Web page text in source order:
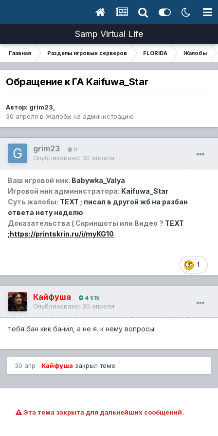
Samp Virtual Life
Главная Разделы игровых серверов FLORIDA Жалобы
Обращение к ГА Kaifuwa_Star
Автор: grim23,
30 апреля в Жалобы на администрацию
grim23 0
Опубликовано: 30 апреля
Ваш игровой ник: Babywka_Valya
Игровой ник администратора: Kaifuwa_Star
Суть жалобы: TEXT ; писал в другой жб на разбан
ответа нету неделю
Доказательства ( Скриншоты или Видео ? TEXT
;https://printskrin.ru/i/myKG10
1
Кайфуша 4 515
Опубликовано: 30 апреля
тебя бан кик банил, а не я. к нему вопросы.
30 апр Кайфуша закрыл теме
Эта тема закрыта для дальнейших сообщений.